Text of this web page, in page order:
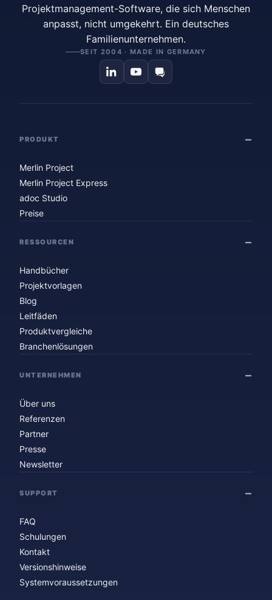
Projektmanagement-Software, die sich Menschen
anpasst, nicht umgekehrt. Ein deutsches
Familienunternehmen.
SEIT 2004 · MADE IN GERMANY
PRODUKT
Merlin Project
Merlin Project Express
adoc Studio
Preise
RESSOURCEN
Handbücher
Projektvorlagen
Blog
Leitfäden
Produktvergleiche
Branchenlösungen
UNTERNEHMEN
Über uns
Referenzen
Partner
Presse
Newsletter
SUPPORT
FAQ
Schulungen
Kontakt
Versionshinweise
Systemvoraussetzungen